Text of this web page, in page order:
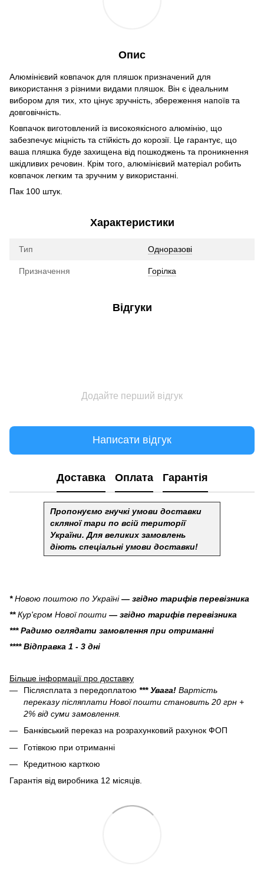
Опис
Алюмінієвий ковпачок для пляшок призначений для
використання з різними видами пляшок. Він є ідеальним
вибором для тих, хто цінує зручність, збереження напоїв та
довговічність.
Ковпачок виготовлений із високоякісного алюмінію, що
забезпечує міцність та стійкість до корозії. Це гарантує, що
ваша пляшка буде захищена від пошкоджень та проникнення
шкідливих речовин. Крім того, алюмінієвий матеріал робить
ковпачок легким та зручним у використанні.
Пак 100 штук.
Характеристики
Тип Одноразові
Призначення Горілка
Відгуки
Додайте перший відгук
Написати відгук
Доставка Оплата Гарантія
Пропонуємо гнучкі умови доставки
скляної тари по всій території
України. Для великих замовлень
діють спеціальні умови доставки!
*Новою поштою по Україні— згідно тарифів перевізника
**Кур'єром Нової пошти — згідно тарифів перевізника
*** Радимо оглядати замовлення при отриманні
**** Відправка 1 - 3 дні
Більше інформації про доставку
Післясплата з передоплатою *** Увага! Вартість
переказу післяплати Нової пошти становить 20 грн +
2% від суми замовлення.
Банківський переказ на розрахунковий рахунок ФОП
Готівкою при отриманні
Кредитною карткою
Гарантія від виробника 12 місяців.